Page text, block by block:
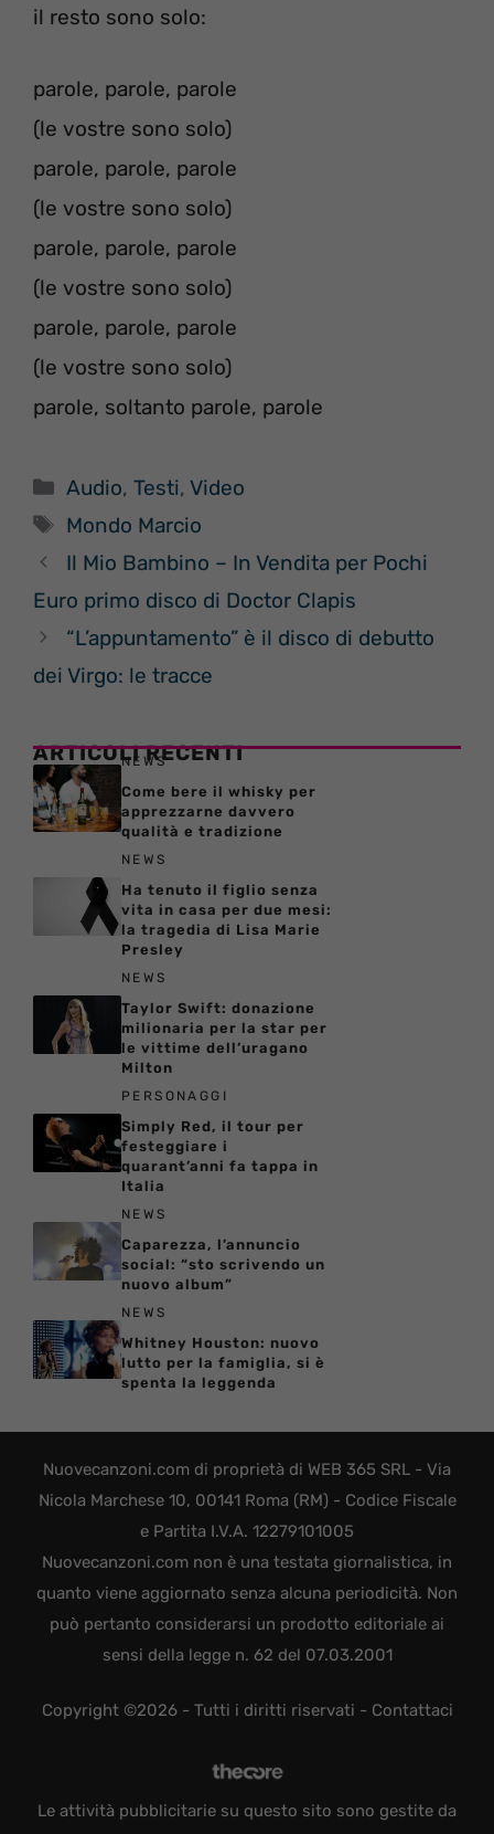
il resto sono solo:
parole, parole, parole
(le vostre sono solo)
parole, parole, parole
(le vostre sono solo)
parole, parole, parole
(le vostre sono solo)
parole, parole, parole
(le vostre sono solo)
parole, soltanto parole, parole
Categorie
Audio,Testi,Video
Tag
Mondo Marcio
Il Mio Bambino – In Vendita per Pochi
Euro primo disco di Doctor Clapis
“L’appuntamento” è il disco di debutto
dei Virgo: le tracce
ARTICOLI RECENTI
NEWS
Come bere il whisky per
apprezzarne davvero
qualità e tradizione
NEWS
Ha tenuto il figlio senza
vita in casa per due mesi:
la tragedia di Lisa Marie
Presley
NEWS
Taylor Swift: donazione
milionaria per la star per
le vittime dell’uragano
Milton
PERSONAGGI
Simply Red, il tour per
festeggiare i
quarant’anni fa tappa in
Italia
NEWS
Caparezza, l’annuncio
social: “sto scrivendo un
nuovo album”
NEWS
Whitney Houston: nuovo
lutto per la famiglia, si è
spenta la leggenda
Nuovecanzoni.com di proprietà di WEB 365 SRL - Via
Nicola Marchese 10, 00141 Roma (RM) - Codice Fiscale
e Partita I.V.A. 12279101005
Nuovecanzoni.com non è una testata giornalistica, in
quanto viene aggiornato senza alcuna periodicità. Non
può pertanto considerarsi un prodotto editoriale ai
sensi della legge n. 62 del 07.03.2001
Copyright ©2026 - Tutti i diritti riservati - Contattaci
Le attività pubblicitarie su questo sito sono gestite da